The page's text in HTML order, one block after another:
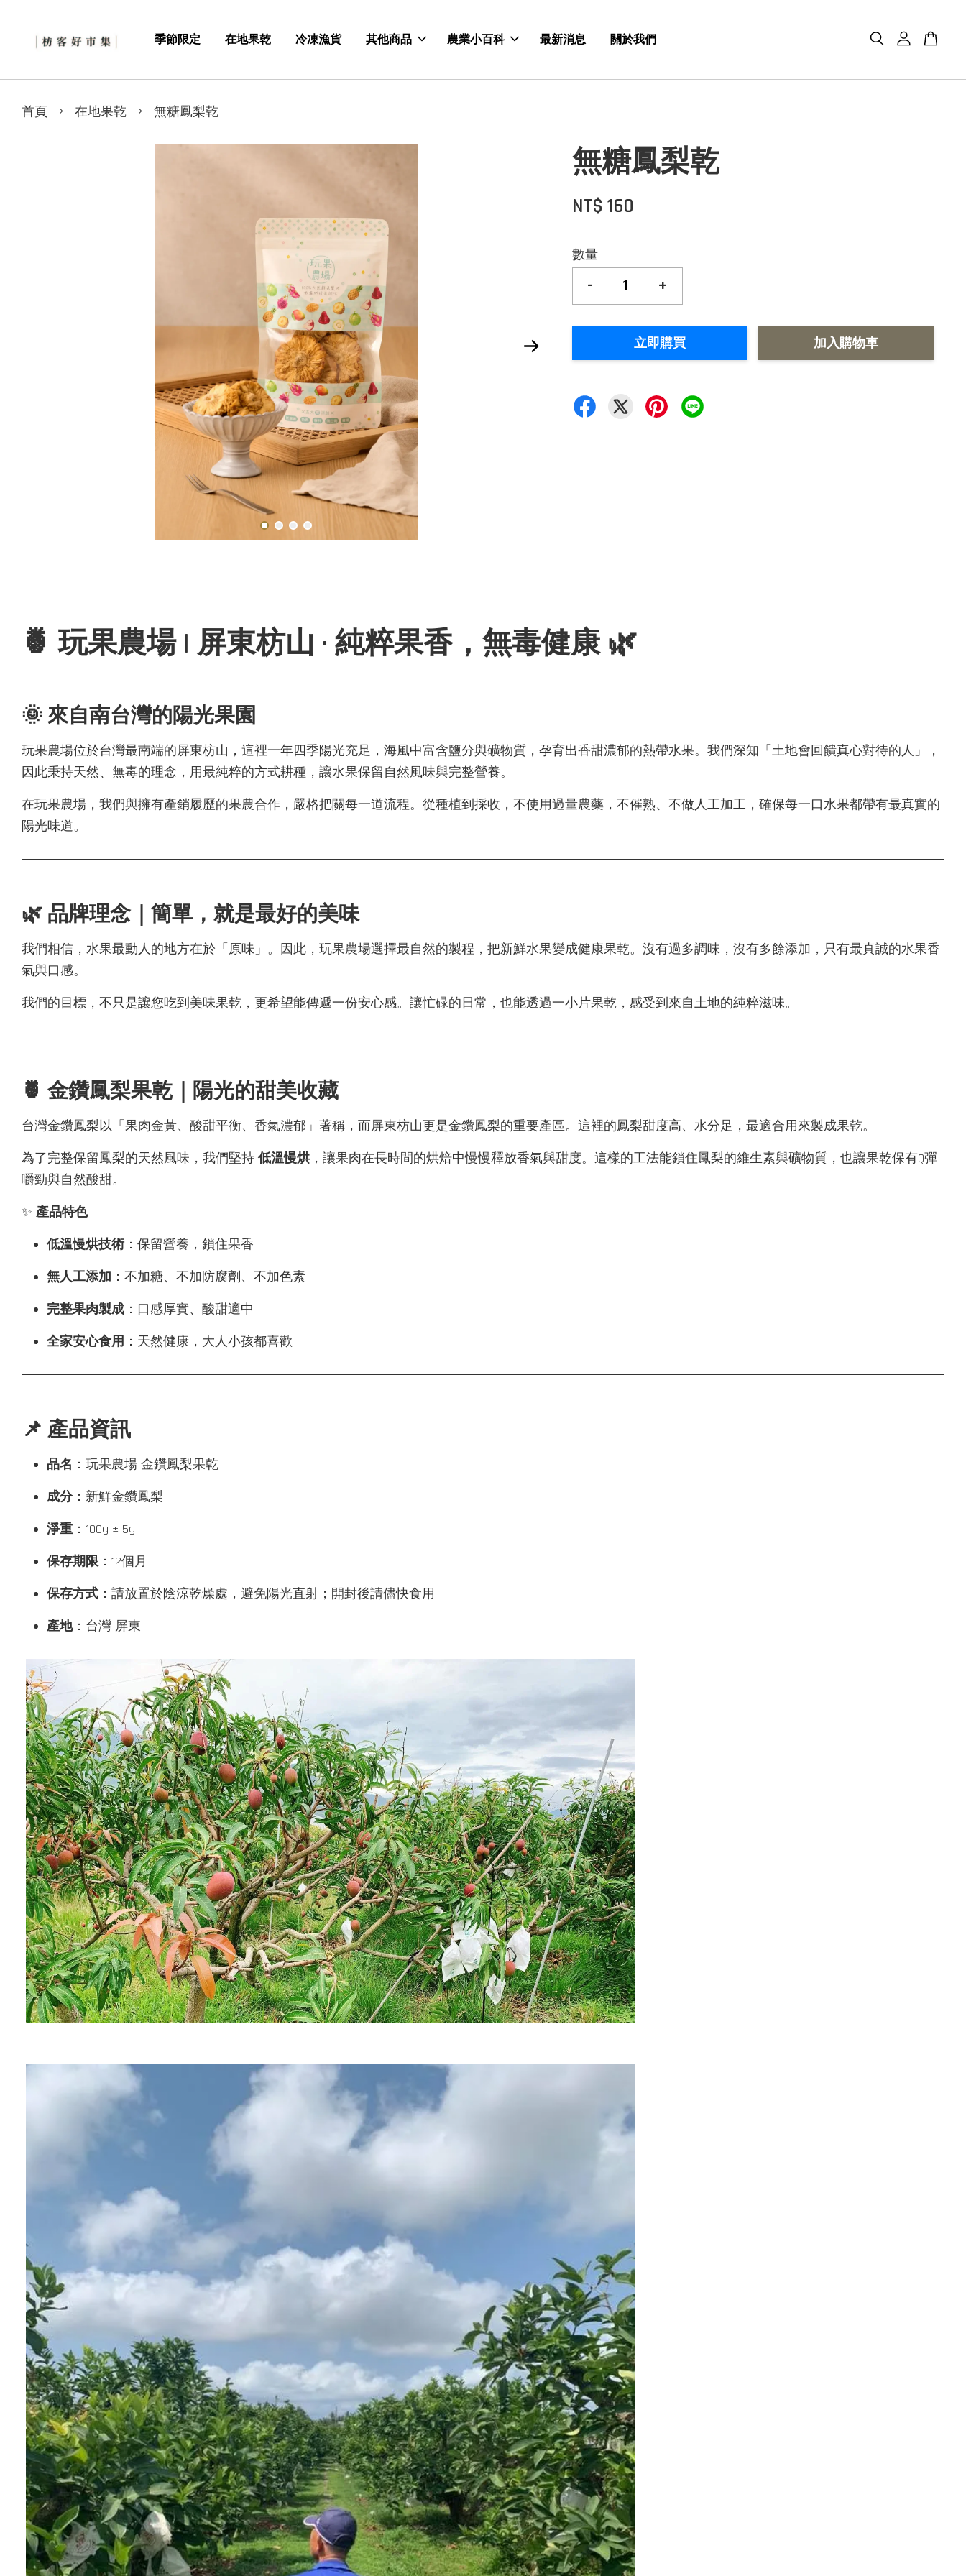
季節限定 在地果乾 冷凍漁貨 其他商品 農業小百科 最新消息 關於我們
首頁 › 在地果乾 › 無糖鳳梨乾
無糖鳳梨乾
NT$ 160
數量
- +
立即購買 加入購物車
🍍 玩果農場 | 屏東枋山 · 純粹果香，無毒健康 🌿
🌞 來自南台灣的陽光果園
玩果農場位於台灣最南端的屏東枋山，這裡一年四季陽光充足，海風中富含鹽分與礦物質，孕育出香甜濃郁的熱帶水果。我們深知「土地會回饋真心對待的人」，
因此秉持天然、無毒的理念，用最純粹的方式耕種，讓水果保留自然風味與完整營養。
在玩果農場，我們與擁有產銷履歷的果農合作，嚴格把關每一道流程。從種植到採收，不使用過量農藥，不催熟、不做人工加工，確保每一口水果都帶有最真實的
陽光味道。
🌿 品牌理念｜簡單，就是最好的美味
我們相信，水果最動人的地方在於「原味」。因此，玩果農場選擇最自然的製程，把新鮮水果變成健康果乾。沒有過多調味，沒有多餘添加，只有最真誠的水果香
氣與口感。
我們的目標，不只是讓您吃到美味果乾，更希望能傳遞一份安心感。讓忙碌的日常，也能透過一小片果乾，感受到來自土地的純粹滋味。
🍍 金鑽鳳梨果乾｜陽光的甜美收藏
台灣金鑽鳳梨以「果肉金黃、酸甜平衡、香氣濃郁」著稱，而屏東枋山更是金鑽鳳梨的重要產區。這裡的鳳梨甜度高、水分足，最適合用來製成果乾。
為了完整保留鳳梨的天然風味，我們堅持 低溫慢烘，讓果肉在長時間的烘焙中慢慢釋放香氣與甜度。這樣的工法能鎖住鳳梨的維生素與礦物質，也讓果乾保有Q彈
嚼勁與自然酸甜。
✨ 產品特色
低溫慢烘技術：保留營養，鎖住果香
無人工添加 ：不加糖、不加防腐劑、不加色素
完整果肉製成 ：口感厚實、酸甜適中
全家安心食用 ：天然健康，大人小孩都喜歡
📌 產品資訊
品名 ：玩果農場 金鑽鳳梨果乾
成分：新鮮金鑽鳳梨
淨重 ：100g ± 5g
保存期限：12個月
保存方式 ：請放置於陰涼乾燥處，避免陽光直射；開封後請儘快食用
產地：台灣 屏東